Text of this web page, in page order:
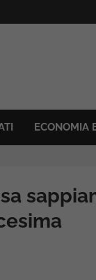
ECONOMIA